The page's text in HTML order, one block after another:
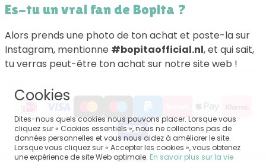
Es-tu un vrai fan de Bopita ?
Alors prends une photo de ton achat et poste-la sur
Instagram, mentionne #bopitaofficial.nl, et qui sait,
tu verras peut-être ton achat sur notre site web !
Sitemap
Cookies
Dites-nous quels cookies nous pouvons placer. Lorsque vous
cliquez sur « Cookies essentiels », nous ne collectons pas de
données personnelles et vous nous aidez à améliorer le site.
Lorsque vous cliquez sur « Accepter les cookies », vous obtenez
une expérience de site Web optimale. En savoir plus sur la vie